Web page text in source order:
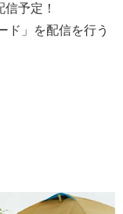
予定！
ド」を配信を行う